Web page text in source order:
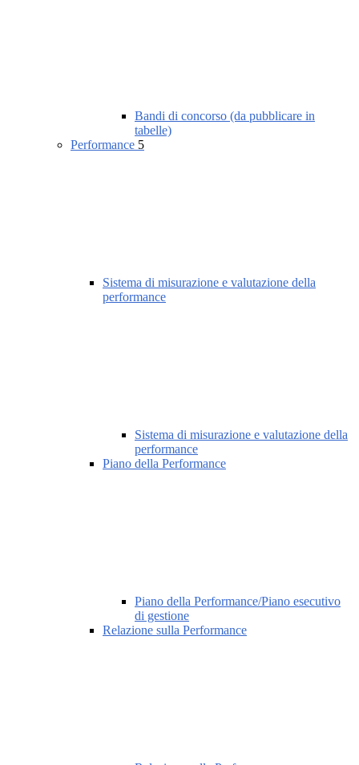
Bandi di concorso (da pubblicare in
tabelle)
Performance 5
Sistema di misurazione e valutazione della
performance
Sistema di misurazione e valutazione della
performance
Piano della Performance
Piano della Performance/Piano esecutivo
di gestione
Relazione sulla Performance